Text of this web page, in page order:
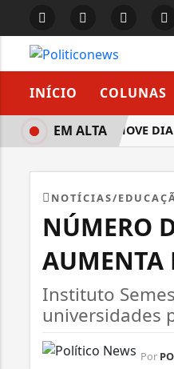
INÍCIO COLUNAS
SBPC PROMOVE DIA
EM ALTA
NOTÍCIAS/
NÚMERO
AUMENTA
Instituto
universidades
Por